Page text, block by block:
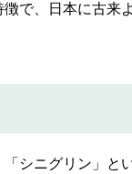
で、日本に古来
シニグリン」と